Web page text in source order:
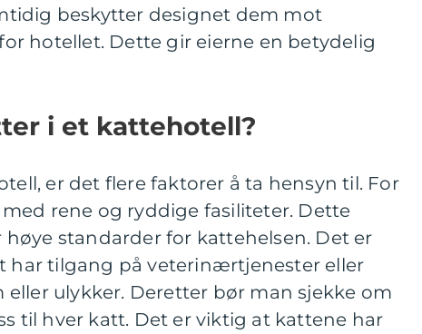
beskytter designet dem mot
hotellet. Dette gir eierne en betydelig
i et kattehotell?
er det flere faktorer å ta hensyn til. For
rene og ryddige fasiliteter. Dette
standarder for kattehelsen. Det er
har tilgang på veterinærtjenester eller
ulykker. Deretter bør man sjekke om
til hver katt. Det er viktig at kattene har